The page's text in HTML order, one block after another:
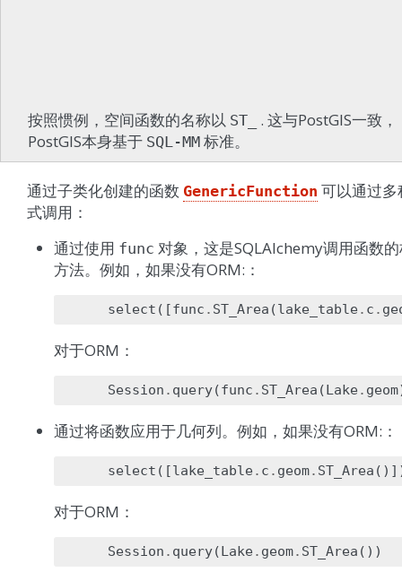
按照惯例，空间函数的名称以 ST_
. 这与PostGIS一致，
PostGIS本身基于 SQL-MM 标准。
通过子类化创建的函数 GenericFunction 可以通过多
式调用：
通过使用 func 对象，这是SQLAlchemy调用函数
方法。例如，如果没有ORM:：
select ([func . ST_Area (lake_table . c .
对于ORM：
Session . query(func . ST_Area (Lake . geom
通过将函数应用于几何列。例如，如果没有ORM:：
select ([lake_table . c . geom. ST_Area
对于ORM：
Session . query(Lake . geom. ST_Area ())